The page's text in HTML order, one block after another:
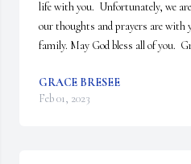
life with you.  Unfortunately, we
our thoughts and prayers are with
family. May God bless all of you.
GRACE BRESEE
Feb 01, 2023